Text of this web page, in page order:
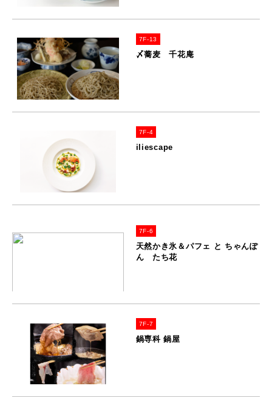
7F-13
〆蕎麦 千花庵
7F-4
iliescape
7F-6
天然かき氷＆パフェ と ちゃんぽ
ん たち花
7F-7
鍋専科 鍋屋